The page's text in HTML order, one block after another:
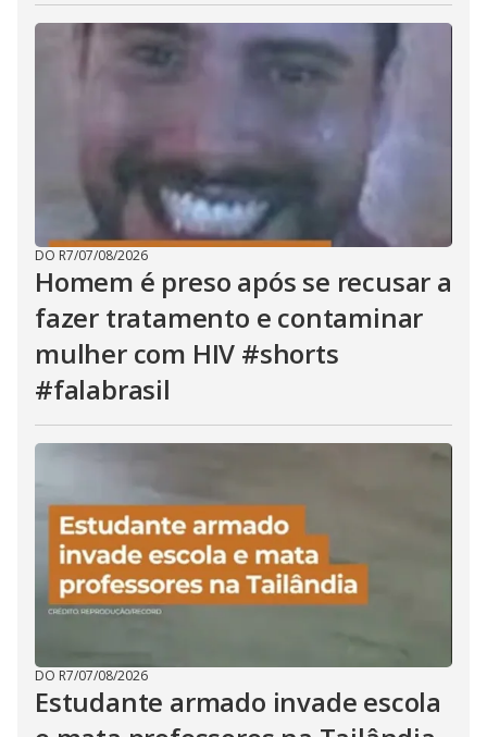
DO R7/07/08/2026
Homem é preso após se recusar a
fazer tratamento e contaminar
mulher com HIV #shorts
#falabrasil
DO R7/07/08/2026
Estudante armado invade escola